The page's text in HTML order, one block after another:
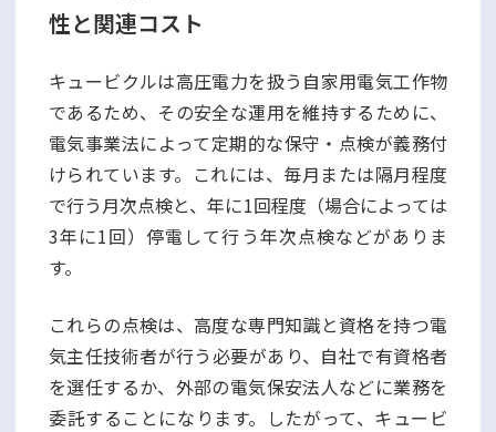
性と関連コスト
キュービクルは高圧電力を扱う自家用電気工作物
であるため、その安全な運用を維持するために、
電気事業法によって定期的な保守・点検が義務付
けられています。これには、毎月または隔月程度
で行う月次点検と、年に1回程度（場合によっては
3年に1回）停電して行う年次点検などがありま
す。
これらの点検は、高度な専門知識と資格を持つ電
気主任技術者が行う必要があり、自社で有資格者
を選任するか、外部の電気保安法人などに業務を
委託することになります。したがって、キュービ